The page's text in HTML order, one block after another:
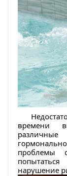
времени
проблемы
нарушение